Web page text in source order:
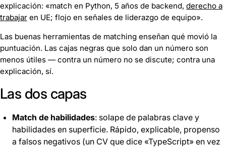
explicación: «match en Python, 5 años de backend, derecho a
trabajar en UE; flojo en señales de liderazgo de equipo».
Las buenas herramientas de matching enseñan qué movió la
puntuación. Las cajas negras que solo dan un número son
menos útiles — contra un número no se discute; contra una
explicación, sí.
Las dos capas
Match de habilidades: solape de palabras clave y
habilidades en superficie. Rápido, explicable, propenso
a falsos negativos (un CV que dice «TypeScript» en vez